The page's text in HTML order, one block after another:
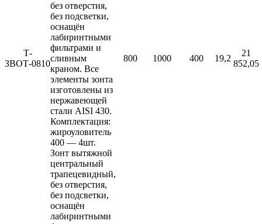
Прессы для пиццы
Соковыжималки
Стерилизаторы
Тестораскаточные машины
Фасовочно-упаковочное оборудование
Бытовая техника
Посуда и инвентарь
Весы
Мусорные баки
Оборудование для общественных санузлов и
ванных комнат
Диспенсеры
Дозаторы для жидкого мыла
Расходные материалы
Смесители и душирующие устройства
Сушилки для рук
Урны
Фены настенные
Прачечное оборудование
Сушильные машины
Гладильное оборудование
Т-
ЗВОТ-0810
без отверстия,
без подсветки,
оснащён
лабиринтными
фильтрами и
сливным
краном. Все
элементы зонта
изготовлены из
нержавеющей
стали AISI 430.
Комплектация:
жироуловитель
400 — 4шт.
800 1000 400 19,2
21
852,05
Зонт вытяжной
центральный
трапецевидный,
без отверстия,
без подсветки,
оснащён
лабиринтными